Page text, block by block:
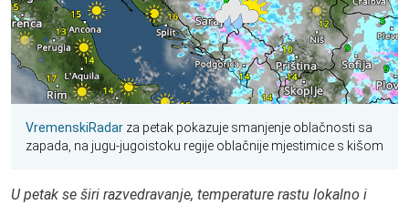
VremenskiRadar za petak pokazuje smanjenje oblačnosti sa
zapada, na jugu-jugoistoku regije oblačnije mjestimice s kišom
U petak se širi razvedravanje, temperature rastu lokalno i